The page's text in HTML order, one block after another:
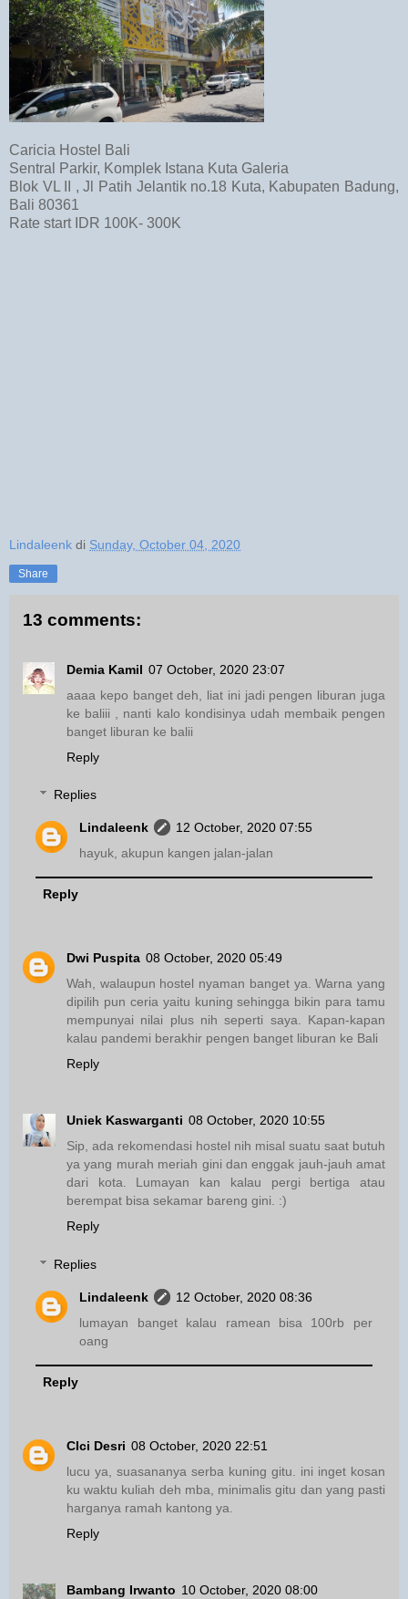
Caricia Hostel Bali
Sentral Parkir, Komplek Istana Kuta Galeria
Blok VL II , Jl Patih Jelantik no.18 Kuta, Kabupaten Badung,
Bali 80361
Rate start IDR 100K- 300K
Lindaleenk di Sunday, October 04, 2020
Share
13 comments:
Demia Kamil 07 October, 2020 23:07
aaaa kepo banget deh, liat ini jadi pengen liburan juga
ke baliii , nanti kalo kondisinya udah membaik pengen
banget liburan ke balii
Reply
Replies
Lindaleenk
12 October, 2020 07:55
hayuk, akupun kangen jalan-jalan
Reply
Dwi Puspita 08 October, 2020 05:49
Wah, walaupun hostel nyaman banget ya. Warna yang
dipilih pun ceria yaitu kuning sehingga bikin para tamu
mempunyai nilai plus nih seperti saya. Kapan-kapan
kalau pandemi berakhir pengen banget liburan ke Bali
Reply
Uniek Kaswarganti 08 October, 2020 10:55
Sip, ada rekomendasi hostel nih misal suatu saat butuh
ya yang murah meriah gini dan enggak jauh-jauh amat
dari kota. Lumayan kan kalau pergi bertiga atau
berempat bisa sekamar bareng gini. :)
Reply
Replies
Lindaleenk
12 October, 2020 08:36
lumayan banget kalau ramean bisa 100rb per
oang
Reply
CIci Desri 08 October, 2020 22:51
lucu ya, suasananya serba kuning gitu. ini inget kosan
ku waktu kuliah deh mba, minimalis gitu dan yang pasti
harganya ramah kantong ya.
Reply
Bambang Irwanto 10 October, 2020 08:00